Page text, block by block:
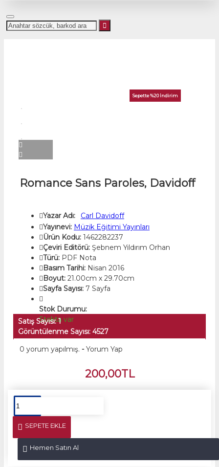
Sepette %20 İndirim
Romance Sans Paroles, Davidoff
Yazar Adı:
Carl Davidoff
Yayınevi: Müzik Eğitimi Yayınları
Ürün Kodu: 1462282237
Çeviri Editörü: Şebnem Yıldırım Orhan
Türü: PDF Nota
Basım Tarihi: Nisan 2016
Boyut: 21.00cm x 29.70cm
Sayfa Sayısı: 7 Sayfa
Stok Durumu:
Stokta var
Satış Sayısı: 1
Görüntülenme Sayısı: 4527
0 yorum yapılmış. - Yorum Yap
200,00TL
SEPETE EKLE
Hemen Satın Al